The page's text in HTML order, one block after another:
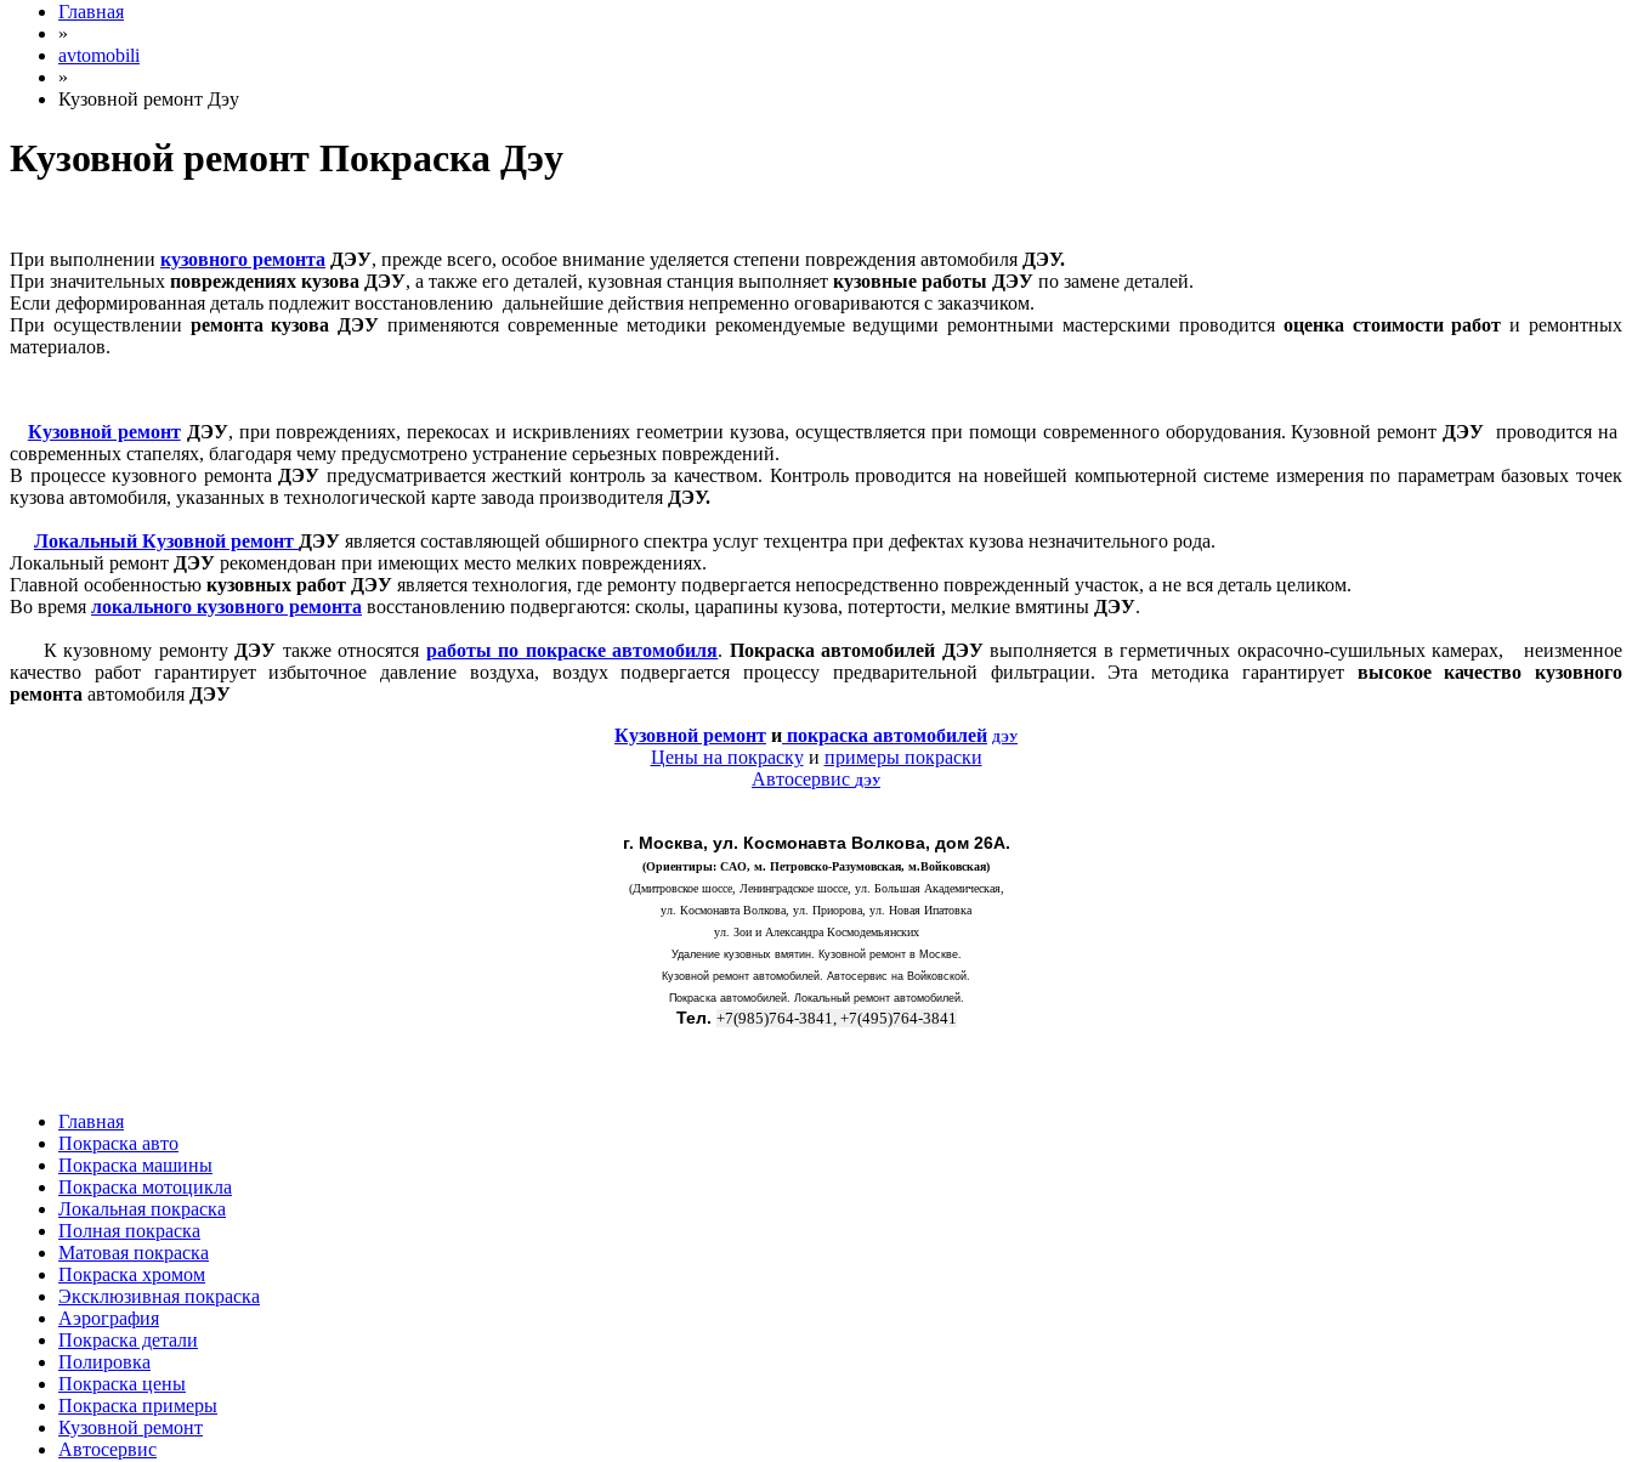
Главная
»
avtomobili
»
Кузовной ремонт Дэу
Кузовной ремонт Покраска Дэу
При выполнении кузовного ремонта ДЭУ, прежде всего, особое внимание уделяется степени повреждения автомобиля ДЭУ.
При значительных повреждениях кузова ДЭУ, а также его деталей, кузовная станция выполняет кузовные работы ДЭУ по замене деталей.
Если деформированная деталь подлежит восстановлению дальнейшие действия непременно оговариваются с заказчиком.
При осуществлении ремонта кузова ДЭУ применяются современные методики рекомендуемые ведущими ремонтными мастерскими проводится оценка стоимости работ и ремонтных
материалов.
Кузовной ремонт ДЭУ, при повреждениях, перекосах и искривлениях геометрии кузова, осуществляется при помощи современного оборудования. Кузовной ремонт ДЭУ проводится на
современных стапелях, благодаря чему предусмотрено устранение серьезных повреждений.
В процессе кузовного ремонта ДЭУ предусматривается жесткий контроль за качеством. Контроль проводится на новейшей компьютерной системе измерения по параметрам базовых точек
кузова автомобиля, указанных в технологической карте завода производителя ДЭУ.
Локальный Кузовной ремонт ДЭУ является составляющей обширного спектра услуг техцентра при дефектах кузова незначительного рода.
Локальный ремонт ДЭУ рекомендован при имеющих место мелких повреждениях.
Главной особенностью кузовных работ ДЭУ является технология, где ремонту подвергается непосредственно поврежденный участок, а не вся деталь целиком.
Во время локального кузовного ремонта восстановлению подвергаются: сколы, царапины кузова, потертости, мелкие вмятины ДЭУ.
К кузовному ремонту ДЭУ также относятся работы по покраске автомобиля. Покраска автомобилей ДЭУвыполняется в герметичных окрасочно-сушильных камерах, неизменное
качество работ гарантирует избыточное давление воздуха, воздух подвергается процессу предварительной фильтрации. Эта методика гарантирует высокое качество кузовного
ремонта автомобиля ДЭУ
Кузовной ремонт и покраска автомобилей ДЭУ
Цены на покраскуи примеры покраски
Автосервис ДЭУ
г. Москва, ул. Космонавта Волкова, дом 26А.
(Ориентиры: САО, м. Петровско-Разумовская, м.Войковская)
(Дмитровское шоссе, Ленинградское шоссе, ул. Большая Академическая,
ул. Космонавта Волкова, ул. Приорова, ул. Новая Ипатовка
ул. Зои и Александра Космодемьянских
Удаление кузовных вмятин. Кузовной ремонт в Москве.
Кузовной ремонт автомобилей. Автосервис на Войковской.
Покраска автомобилей. Локальный ремонт автомобилей.
Тел. +7(985)764-3841, +7(495)764-3841
Главная
Покраска авто
Покраска машины
Покраска мотоцикла
Локальная покраска
Полная покраска
Матовая покраска
Покраска хромом
Эксклюзивная покраска
Аэрография
Покраска детали
Полировка
Покраска цены
Покраска примеры
Кузовной ремонт
Автосервис